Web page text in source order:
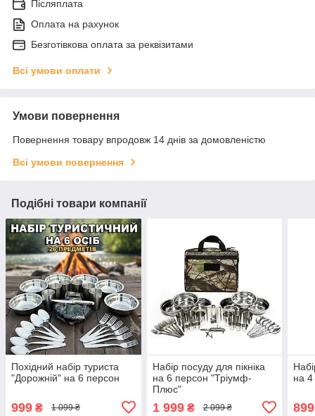
Післяплата
Оплата на рахунок
Безготівкова оплата за реквізитами
Всі умови оплати
Умови повернення
Повернення товару впродовж 14 днів за домовленістю
Всі умови повернення
Подібні товари компанії
Похідний набір туриста
"Дорожній" на 6 персон
999 ₴ 1 099 ₴
Набір посуду для пікніка
на 6 персон "Тріумф-
Плюс"
1 999₴ 2 099 ₴
на 4
899